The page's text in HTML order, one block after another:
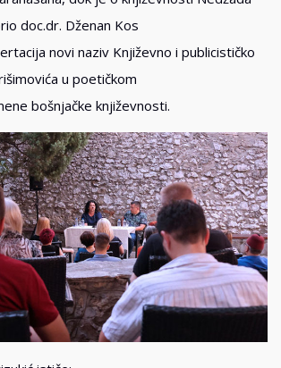
doc.dr. Dženan Kos
novi naziv Književno i publicističko
u poetičkom
bošnjačke književnosti.